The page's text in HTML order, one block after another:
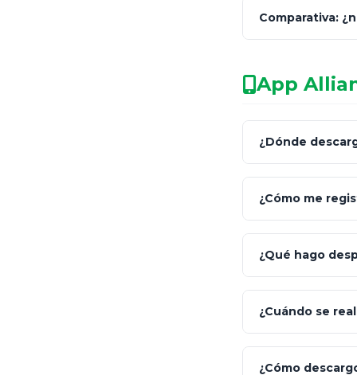
facultado
Comparativa:
Característica
Inversión
App
¿Dónde
App Store (iOS)
¿Cómo me
¿Qué hago
¿Cuándo se
¿Cómo